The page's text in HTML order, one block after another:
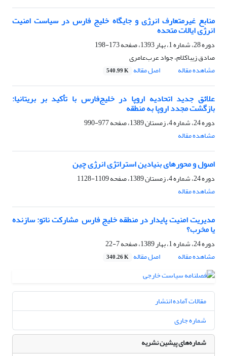
منابع غیرمتعارف انرژی و جایگاه خلیج فارس در سیاست امنیت
انرژی ایالات متحده
دوره 28، شماره 1، بهار 1393، صفحه
173-198
صادق زیباکلام، جواد عرب‌عامری
مشاهده مقاله
اصل مقاله 540.99 K
علائق جدید اتحادیه اروپا در خلیج‌فارس با تأکید ‏بر بریتانیا:
بازگشت مجدد اروپا به منطقه ‏
دوره 24، شماره 4، زمستان 1389، صفحه
977-990
مشاهده مقاله
اصول و محورهای بنیادین استراتژی انرژی چین ‏
دوره 24، شماره 4، زمستان 1389، صفحه
1109-1128
مشاهده مقاله
مدیریت امنیت پایدار در منطقه خلیج فارس ‏ مشارکت ناتو: سازنده
یا مخرب؟
دوره 24، شماره 1، بهار 1389، صفحه
7-22
مشاهده مقاله
اصل مقاله 340.26 K
مقالات آماده انتشار
شماره جاری
شماره‌های پیشین نشریه